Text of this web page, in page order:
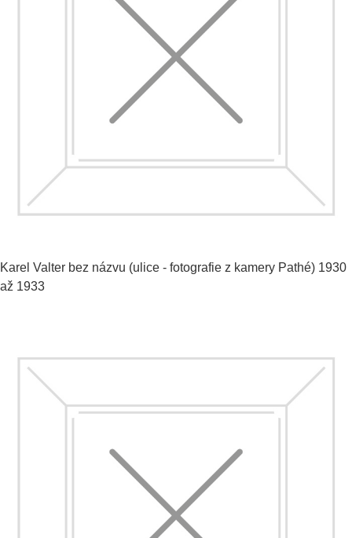
Karel Valter bez názvu (ulice - fotografie z kamery Pathé) 1930
až 1933